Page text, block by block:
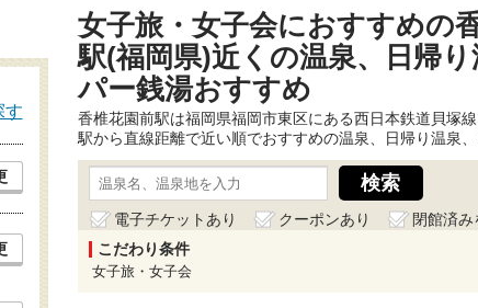
女子旅・女子会におすすめの
駅(福岡県)近くの温泉、日帰
パー銭湯おすすめ
香椎花園前駅は福岡県福岡市東区にある西日本鉄道貝塚
駅から直線距離で近い順でおすすめの温泉、日帰り温泉
電子チケットあり クーポンあり
閉館済み
こだわり条件
女子旅・女子会
す